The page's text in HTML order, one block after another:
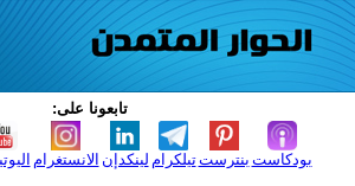
تابعونا على:
الانستغرام لينكدإن تيلكرامبنترست بودكاست